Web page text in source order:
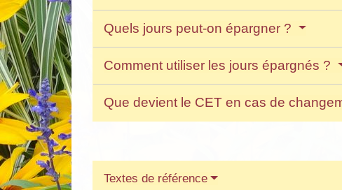
Quels jours peut-on épargner ?
Comment utiliser les jours épargnés ?
Que devient le CET en cas de
Textes de référence